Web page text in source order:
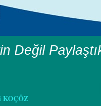
Değil
KOÇÖZ